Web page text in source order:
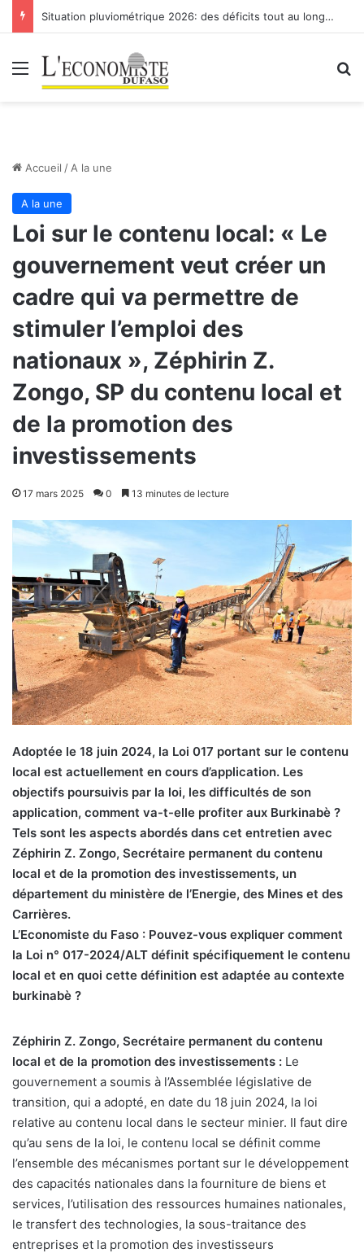
Situation pluviométrique 2026: des déficits tout au long de la saison
Menu
Accueil / A la une
A la une
Loi sur le contenu local: « Le
gouvernement veut créer un
cadre qui va permettre de
stimuler l’emploi des
nationaux », Zéphirin Z.
Zongo, SP du contenu local et
de la promotion des
investissements
17 mars 2025 0 13 minutes de lecture
Adoptée le 18 juin 2024, la Loi 017 portant sur le contenu
local est actuellement en cours d’application. Les
objectifs poursuivis par la loi, les difficultés de son
application, comment va-t-elle profiter aux Burkinabè ?
Tels sont les aspects abordés dans cet entretien avec
Zéphirin Z. Zongo, Secrétaire permanent du contenu
local et de la promotion des investissements, un
département du ministère de l’Energie, des Mines et des
Carrières.
L’Economiste du Faso : Pouvez-vous expliquer comment
la Loi n° 017-2024/ALT définit spécifiquement le contenu
local et en quoi cette définition est adaptée au contexte
burkinabè ?
Zéphirin Z. Zongo, Secrétaire permanent du contenu
local et de la promotion des investissements : Le
gouvernement a soumis à l’Assemblée législative de
transition, qui a adopté, en date du 18 juin 2024, la loi
relative au contenu local dans le secteur minier. Il faut dire
qu’au sens de la loi, le contenu local se définit comme
l’ensemble des mécanismes portant sur le développement
des capacités nationales dans la fourniture de biens et
services, l’utilisation des ressources humaines nationales,
le transfert des technologies, la sous-traitance des
entreprises et la promotion des investisseurs